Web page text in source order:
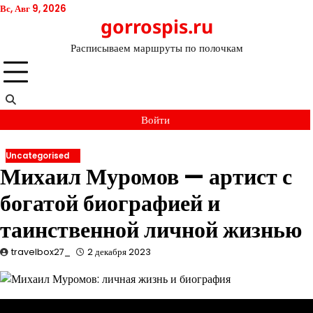
Перейти
Вс, Авг 9, 2026
gorrospis.ru
Расписываем маршруты по полочкам
Войти
Uncategorised
Михаил Муромов — артист с
богатой биографией и
таинственной личной жизнью
travelbox27_ 2 декабря 2023